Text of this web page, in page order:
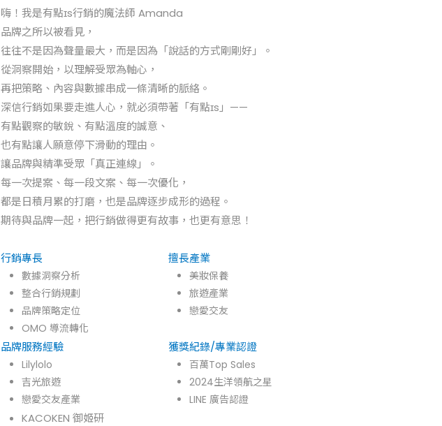
嗨！我是有點ɪs行銷的魔法師 Amanda
品牌之所以被看見，
往往不是因為聲量最大，而是因為「說話的方式剛剛好」。
從洞察開始，以理解受眾為軸心，
再把策略、內容與數據串成一條清晰的脈絡。
深信行銷如果要走進人心，就必須帶著「有點ɪs」——
有點觀察的敏銳、有點溫度的誠意、
也有點讓人願意停下滑動的理由。
讓品牌與精準受眾「真正連線」。
每一次提案、每一段文案、每一次優化，
都是日積月累的打磨，也是品牌逐步成形的過程。
期待與品牌一起，把行銷做得更有故事，也更有意思！
行銷專長
數據洞察分析
整合行銷規劃
品牌策略定位
OMO 導流轉化
擅長產業
美妝保養
旅遊產業
戀愛交友
品牌服務經驗
Lilylolo
吉光旅遊
戀愛交友產業
KACOKEN 御姬研
獲獎紀錄/專業認證
百萬Top Sales
2024生洋領航之星
LINE 廣告認證